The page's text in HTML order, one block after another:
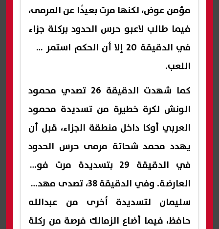
مؤمن عوض، لكنها مرت بعيدًا عن المرمى،
فيما طالب لاعبو حرس الحدود بركلة جزاء
في الدقيقة 20 إلا أن الحكم استمر في
اللعب.
كما شهدت الدقيقة 26 تصدي محمود
الونش لكرة خطيرة من تسديدة محمود
العربي أوكا داخل منطقة الجزاء، قبل أن
يهدد محمد شحاتة مرمى حرس الحدود
في الدقيقة 29 بتسديدة مرت فوق
العارضة. وفي الدقيقة 38، تصدى مهدي
سليمان لتسديدة أخرى من عبدالله
حافظ، فيما أضاع الزمالك فرصة من ركلة